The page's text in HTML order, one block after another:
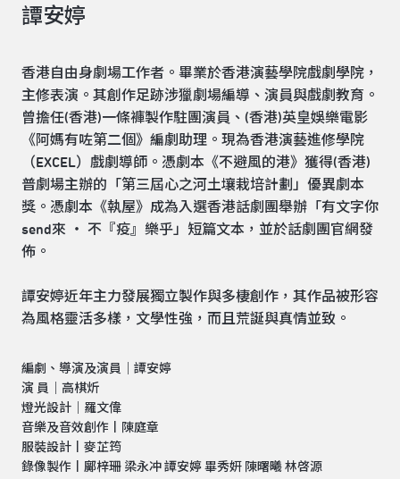
譚安婷
香港自由身劇場工作者。畢業於香港演藝學院戲劇學院，
主修表演。其創作足跡涉獵劇場編導、演員與戲劇教育。
曾擔任(香港)一條褲製作駐團演員、(香港)英皇娛樂電影
《阿媽有咗第二個》編劇助理。現為香港演藝進修學院
（EXCEL）戲劇導師。憑劇本《不避風的港》獲得(香港)
普劇場主辦的「第三屆心之河土壤栽培計劃」優異劇本
獎。憑劇本《執屋》成為入選香港話劇團舉辦「有文字你
send來 ‧ 不『疫』樂乎」短篇文本，並於話劇團官網發
佈。
譚安婷近年主力發展獨立製作與多棲創作，其作品被形容
為風格靈活多樣，文學性強，而且荒誕與真情並致。
編劇、導演及演員｜譚安婷
演 員｜高棋炘
燈光設計｜羅文偉
音樂及音效創作丨陳庭章
服裝設計丨麥芷筠
錄像製作丨鄺梓珊 梁永冲 譚安婷 畢秀妍 陳曙曦 林啓源